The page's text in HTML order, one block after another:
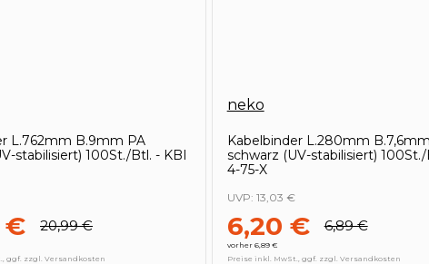
L.762mm B.9mm PA
stabilisiert) 100St./Btl. - KBI
€ 20,99 €
ggf. zzgl. Versandkosten
neko
Kabelbinder L.280mm
schwarz (UV-stabilisiert)
4-75-X
6,20 € 6,89 €
vorher 6,89 €
UVP: 13,03 €
Preise inkl. MwSt., ggf. zzgl. Versandkosten